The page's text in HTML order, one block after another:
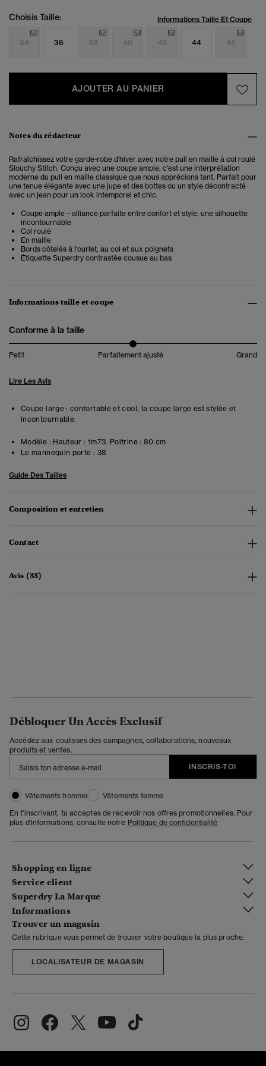
Choisis Taille: Informations Taille Et Coupe
34 36 38 40 42 44 46
AJOUTER AU PANIER
Notes du rédacteur
Rafraîchissez votre garde-robe d'hiver avec notre pull en maille à col roulé
Slouchy Stitch. Conçu avec une coupe ample, c'est une interprétation
moderne du pull en maille classique que nous apprécions tant. Parfait pour
une tenue élégante avec une jupe et des bottes ou un style décontracté
avec un jean pour un look intemporel et chic.
Coupe ample – alliance parfaite entre confort et style, une silhouette
incontournable
Col roulé
En maille
Bords côtelés à l'ourlet, au col et aux poignets
Étiquette Superdry contrastée cousue au bas
Informations taille et coupe
Conforme à la taille
Petit Parfaitement ajusté Grand
Lire Les Avis
Coupe large : confortable et cool, la coupe large est stylée et
incontournable.
Modèle : Hauteur : 1m73. Poitrine : 80 cm
Le mannequin porte : 38
Guide Des Tailles
Composition et entretien
Contact
Avis (33)
Débloquer Un Accès Exclusif
Accédez aux coulisses des campagnes, collaborations, nouveaux
produits et ventes.
INSCRIS-TOI
Vêtements homme
Vêtements femme
En t'inscrivant, tu acceptes de recevoir nos offres promotionnelles. Pour
plus d'informations, consulte notre Politique de confidentialité
Shopping en ligne
Service client
Superdry La Marque
Informations
Trouver un magasin
Cette rubrique vous permet de trouver votre boutique la plus proche.
LOCALISATEUR DE MAGASIN